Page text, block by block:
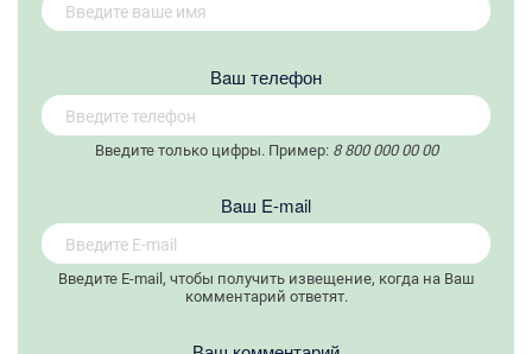
Вaш телефон
Введите только цифры. Пример: 8 800 000 00 00
Вaш E-mail
Введите E-mail, чтобы получить извещение, когда на Ваш
комментарий ответят.